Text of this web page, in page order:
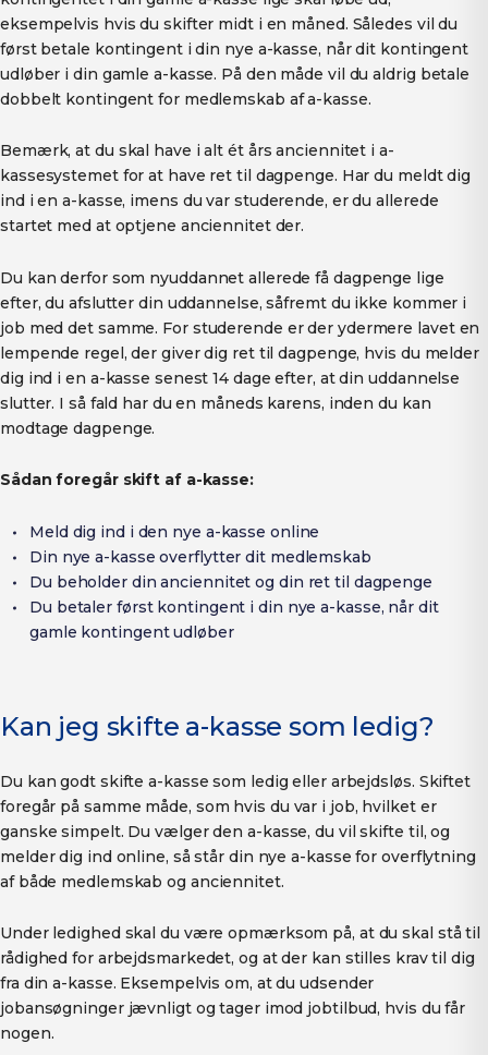
eksempelvis hvis du skifter midt i en måned. Således vil du
først betale kontingent i din nye a-kasse, når dit kontingent
udløber i din gamle a-kasse. På den måde vil du aldrig betale
dobbelt kontingent for medlemskab af a-kasse.
Bemærk, at du skal have i alt ét års anciennitet i a-
kassesystemet for at have ret til dagpenge. Har du meldt dig
ind i en a-kasse, imens du var studerende, er du allerede
startet med at optjene anciennitet der.
Du kan derfor som nyuddannet allerede få dagpenge lige
efter, du afslutter din uddannelse, såfremt du ikke kommer i
job med det samme. For studerende er der ydermere lavet en
lempende regel, der giver dig ret til dagpenge, hvis du melder
dig ind i en a-kasse senest 14 dage efter, at din uddannelse
slutter. I så fald har du en måneds karens, inden du kan
modtage dagpenge.
Sådan foregår skift af a-kasse:
Meld dig ind i den nye a-kasse online
Din nye a-kasse overflytter dit medlemskab
Du beholder din anciennitet og din ret til dagpenge
Du betaler først kontingent i din nye a-kasse, når dit
gamle kontingent udløber
Kan jeg skifte a-kasse som ledig?
Du kan godt skifte a-kasse som ledig eller arbejdsløs. Skiftet
foregår på samme måde, som hvis du var i job, hvilket er
ganske simpelt. Du vælger den a-kasse, du vil skifte til, og
melder dig ind online, så står din nye a-kasse for overflytning
af både medlemskab og anciennitet.
Under ledighed skal du være opmærksom på, at du skal stå til
rådighed for arbejdsmarkedet, og at der kan stilles krav til dig
fra din a-kasse. Eksempelvis om, at du udsender
jobansøgninger jævnligt og tager imod jobtilbud, hvis du får
nogen.